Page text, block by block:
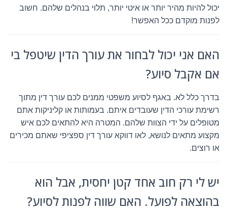
יכול להיות מהיר יותר או איטי יותר, תלוי בנהלים שלהם. חשוב
לפנות מוקדם ככל האפשר!
האם אני יכול לבחור את עורך הדין שיטפל בי
אם אקבל סיוע?
בדרך כלל לא. באגף לסיוע משפטי ממנים לכם עורך דין מתוך
רשימת עורכי הדין שעובדים איתם. בעמותות או קליניקות אתם
מטופלים על ידי הצוות שלהם. המטרה היא להתאים לכם איש
מקצוע מתאים לנושא, לאו דווקא עורך דין ספציפי שאתם מכירים
או רוצים.
יש לי רק חוב אחד קטן יחסית, אבל הוא
בהוצאה לפועל. האם שווה לפנות לסיוע?